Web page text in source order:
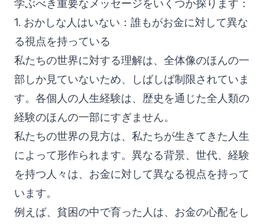
学ぶべき重要なメッセージをいくつか探ります：
1. おかしな人はいない：誰もがお金に対して異な
る視点を持っている
私たちの世界に対する理解は、全体像のほんの一
部しか見ていないため、しばしば制限されていま
す。各個人の人生経験は、歴史を通じた全人類の
経験のほんの一部にすぎません。
私たちの世界の見方は、私たちが生きてきた人生
によって形作られます。異なる背景、世代、経験
を持つ人々は、お金に対して異なる視点を持って
います。
例えば、貧困の中で育った人は、お金の心配をし